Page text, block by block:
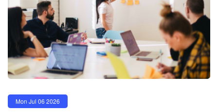
Mon Jul 06 2026